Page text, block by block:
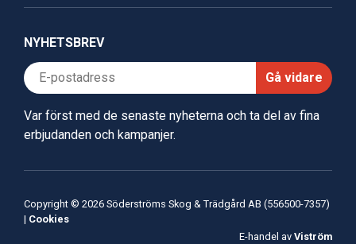
NYHETSBREV
Gå vidare
Var först med de senaste nyheterna och ta del av fina
erbjudanden och kampanjer.
Copyright © 2026 Söderströms Skog & Trädgård AB (556500-7357)
| Cookies
E-handel av Viström